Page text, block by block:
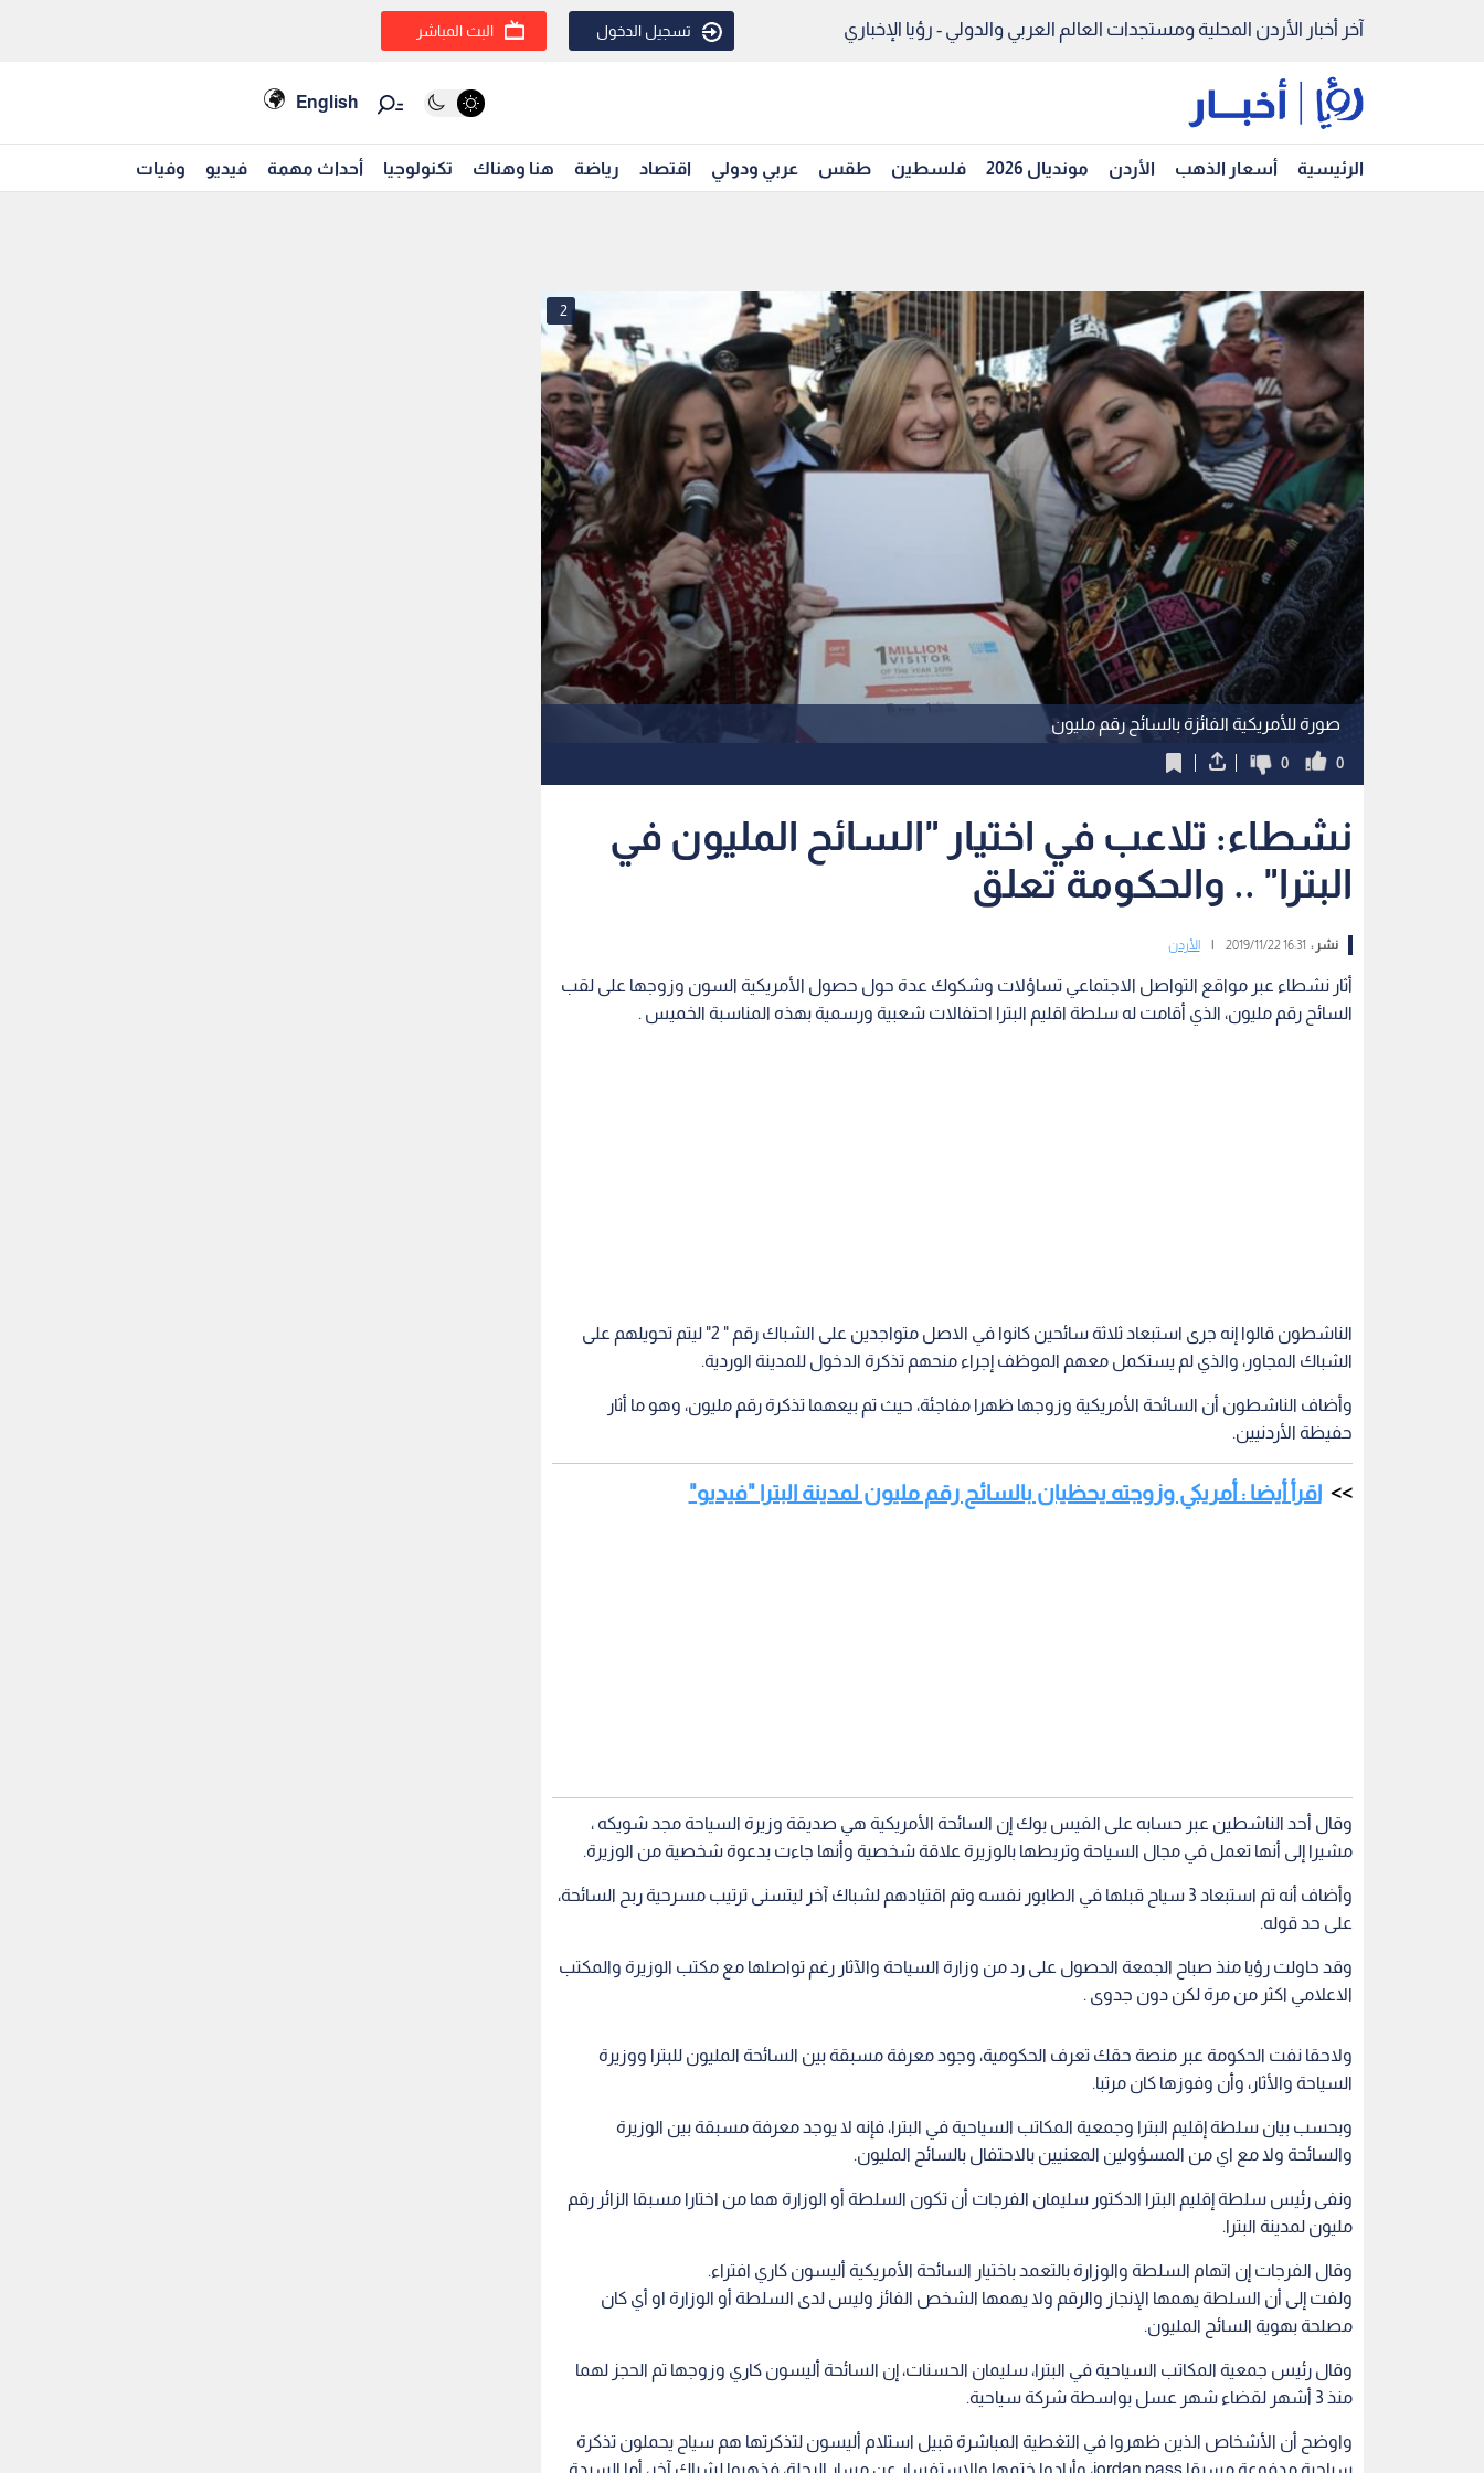
آخر أخبار الأردن المحلية ومستجدات العالم العربي والدولي - رؤيا الإخباري تسجيل الدخول البث المباشر
English
الرئيسية أسعار الذهب الأردن مونديال 2026 فلسطين طقس عربي ودولي اقتصاد رياضة هنا وهناك تكنولوجيا أحداث مهمة فيديو وفيات
صورة للأمريكية الفائزة بالسائح رقم مليون
2
0
0
نشطاء: تلاعب في اختيار "السائح المليون في
البترا" .. والحكومة تعلق
نشر : 16:31 2019/11/22 الأردن
أثار نشطاء عبر مواقع التواصل الاجتماعي تساؤلات وشكوك عدة حول حصول الأمريكية السون وزوجها على لقب
السائح رقم مليون، الذي أقامت له سلطة اقليم البترا احتفالات شعبية ورسمية بهذه المناسبة الخميس .
الناشطون قالوا إنه جرى استبعاد ثلاثة سائحين كانوا في الاصل متواجدين على الشباك رقم " 2" ليتم تحويلهم على
الشباك المجاور، والذي لم يستكمل معهم الموظف إجراء منحهم تذكرة الدخول للمدينة الوردية.
وأضاف الناشطون أن السائحة الأمريكية وزوجها ظهرا مفاجئة، حيث تم بيعهما تذكرة رقم مليون، وهو ما أثار
حفيظة الأردنيين.
اقرأ أيضا : أمريكي وزوجته يحظيان بالسائح رقم مليون لمدينة البترا "فيديو"
وقال أحد الناشطين عبر حسابه على الفيس بوك إن السائحة الأمريكية هي صديقة وزيرة السياحة مجد شويكه ،
مشيرا إلى أنها تعمل في مجال السياحة وتربطها بالوزيرة علاقة شخصية وأنها جاءت بدعوة شخصية من الوزيرة.
وأضاف أنه تم استبعاد 3 سياح قبلها في الطابور نفسه وتم اقتيادهم لشباك آخر ليتسنى ترتيب مسرحية ربح السائحة،
على حد قوله.
وقد حاولت رؤيا منذ صباح الجمعة الحصول على رد من وزارة السياحة والآثار رغم تواصلها مع مكتب الوزيرة والمكتب
الاعلامي اكثر من مرة لكن دون جدوى .
ولاحقا نفت الحكومة عبر منصة حقك تعرف الحكومية، وجود معرفة مسبقة بين السائحة المليون للبترا ووزيرة
السياحة والأثار، وأن وفوزها كان مرتبا.
وبحسب بيان سلطة إقليم البترا وجمعية المكاتب السياحية في البترا، فإنه لا يوجد معرفة مسبقة بين الوزيرة
والسائحة ولا مع اي من المسؤولين المعنيين بالاحتفال بالسائح المليون.
ونفى رئيس سلطة إقليم البترا الدكتور سليمان الفرجات أن تكون السلطة أو الوزارة هما من اختارا مسبقا الزائر رقم
مليون لمدينة البترا.
وقال الفرجات إن اتهام السلطة والوزارة بالتعمد باختيار السائحة الأمريكية أليسون كاري افتراء.
ولفت إلى أن السلطة يهمها الإنجاز والرقم ولا يهمها الشخص الفائز وليس لدى السلطة أو الوزارة او أي كان
مصلحة بهوية السائح المليون.
وقال رئيس جمعية المكاتب السياحية في البترا، سليمان الحسنات، إن السائحة أليسون كاري وزوجها تم الحجز لهما
منذ 3 أشهر لقضاء شهر عسل بواسطة شركة سياحية.
واوضح أن الأشخاص الذين ظهروا في التغطية المباشرة قبيل استلام أليسون لتذكرتها هم سياح يحملون تذكرة
سياحية مدفوعة مسبقا jordan pass، وأرادوا ختمها والاستفسار عن مسار الرحلة، فذهبوا لشباك آخر، أما السيدة